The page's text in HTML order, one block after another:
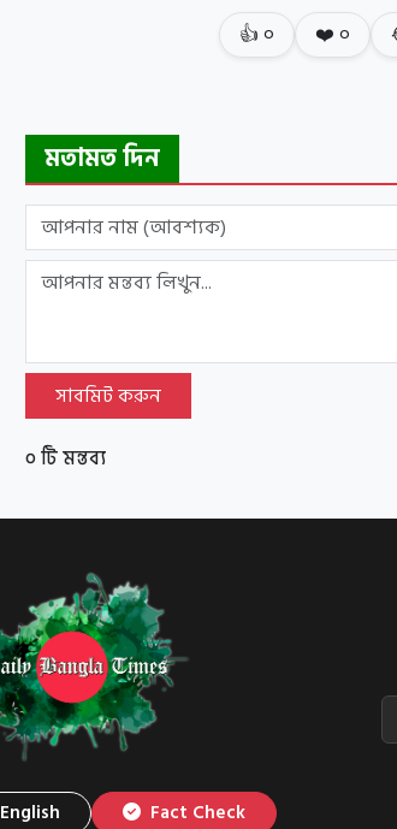
👍০ ❤️০
মতামত দিন
সাবমিট করুন
০ টি মন্তব্য
English Fact Check